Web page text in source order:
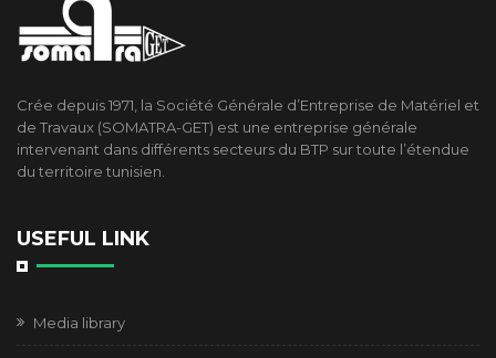
Crée depuis 1971, la Société Générale d’Entreprise de Matériel et
de Travaux (SOMATRA-GET) est une entreprise générale
intervenant dans différents secteurs du BTP sur toute l’étendue
du territoire tunisien.
USEFUL LINK
Media library